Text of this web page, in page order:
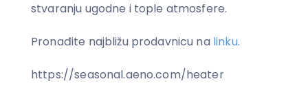
stvaranju ugodne i tople atmosfere.
Pronađite najbližu prodavnicu na linku.
https://seasonal.aeno.com/heater